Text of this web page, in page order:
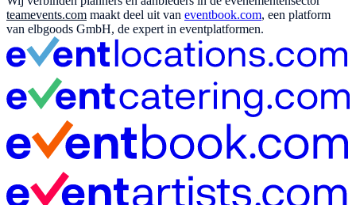
teamevents.com maakt deel uit van eventbook.com, een platform
van elbgoods GmbH, de expert in eventplatformen.